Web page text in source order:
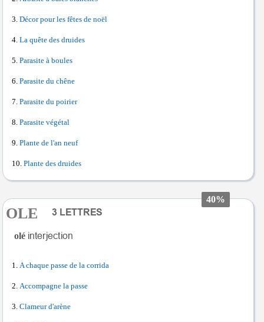
Décor pour les fêtes de noël
La quête des druides
Parasite à boules
Parasite du chêne
Parasite du poirier
Parasite végétal
Plante de l'an neuf
Plante des druides
40%
OLE
olé
A chaque passe de la corrida
Accompagne la passe
Clameur d'arène